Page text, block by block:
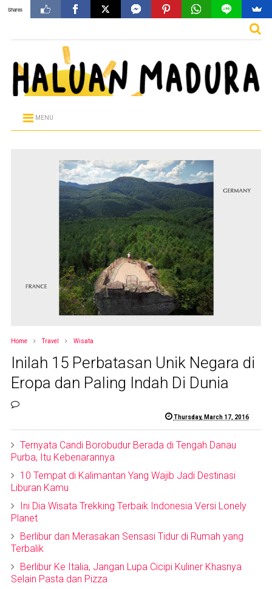
MENU
Home Travel Wisata
Inilah 15 Perbatasan Unik Negara di
Eropa dan Paling Indah Di Dunia
Thursday, March 17, 2016
Ternyata Candi Borobudur Berada di Tengah Danau
Purba, Itu Kebenarannya
10 Tempat di Kalimantan Yang Wajib Jadi Destinasi
Liburan Kamu
Ini Dia Wisata Trekking Terbaik Indonesia Versi Lonely
Planet
Berlibur dan Merasakan Sensasi Tidur di Rumah yang
Terbalik
Berlibur Ke Italia, Jangan Lupa Cicipi Kuliner Khasnya
Selain Pasta dan Pizza
Shares